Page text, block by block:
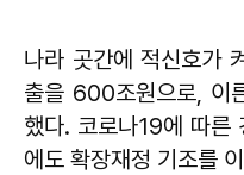
나라 곳간에 적신호가
출을 600조원으로, 이
했다. 코로나19에 따른
에도 확장재정 기조를